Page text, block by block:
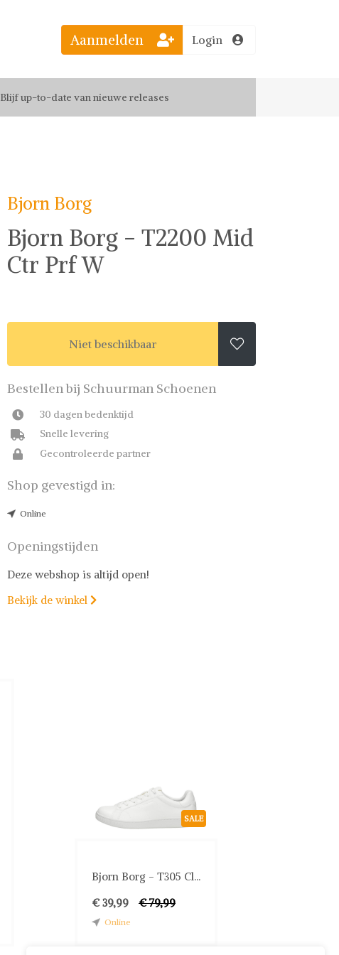
Bestel jouw favoriete looks
Blijf up-to-date van nieuwe releases
Aanmelden Login
Bjorn Borg
Bjorn Borg - T2200 Mid
Ctr Prf W
Niet beschikbaar 
Bestellen bij Schuurman Schoenen
30 dagen bedenktijd
Snelle levering
Gecontroleerde partner
Shop gevestigd in:
Online
Openingstijden
Deze webshop is altijd open!
Bekijk de winkel 
SALE
Bjorn Borg - T305 Cl...
€ 39,99
€ 79,99
Online